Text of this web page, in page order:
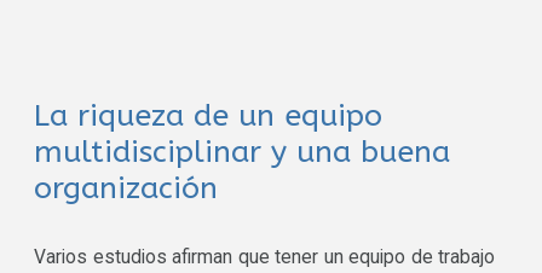
ACTIVIDADES
COMUNICACIÓN
La riqueza de un equipo
multidisciplinar y una buena
organización
Varios estudios afirman que tener un equipo de trabajo